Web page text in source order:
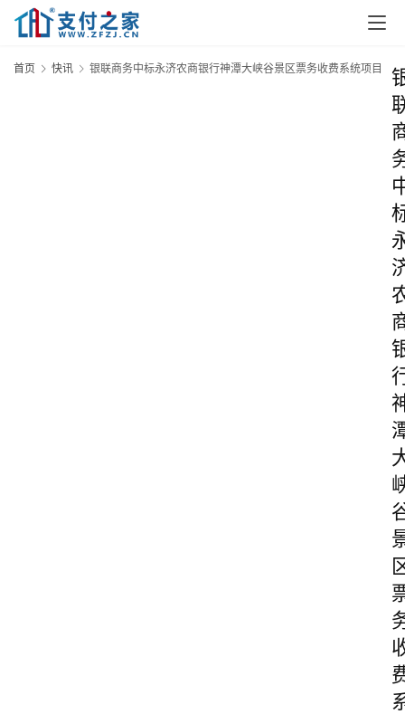
首页 快讯 银联商务中标永济农商银行神潭大峡谷景区票务收费系统项目